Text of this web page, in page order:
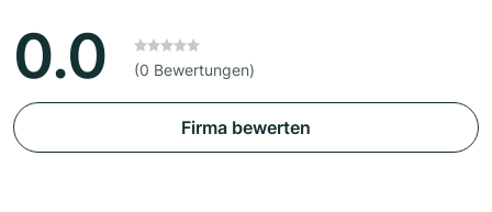
0.0 (0 Bewertungen)
Firma bewerten